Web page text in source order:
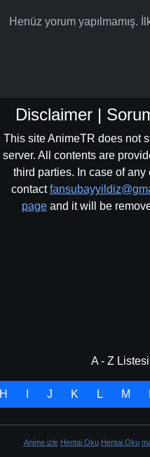
Henüz yorum yapılmamış.
Disclaimer |
This site AnimeTR does not
server. All contents are
third parties. In case of any
contact
page and it will be
A - Z
H J K L M
Anime izle Hentai Oku Hentai Oku